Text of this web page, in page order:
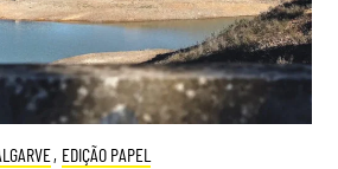
, EDIÇÃO PAPEL